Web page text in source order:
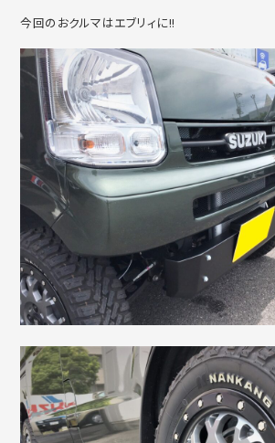
今回のおクルマはエブリィに!!